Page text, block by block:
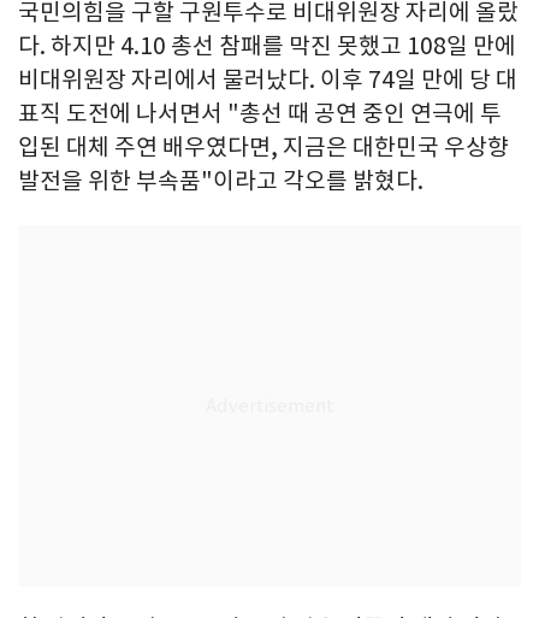
국민의힘을 구할 구원투수로 비대위원장 자리에 올랐
다. 하지만 4.10 총선 참패를 막진 못했고 108일 만에
비대위원장 자리에서 물러났다. 이후 74일 만에 당 대
표직 도전에 나서면서 "총선 때 공연 중인 연극에 투
입된 대체 주연 배우였다면, 지금은 대한민국 우상향
발전을 위한 부속품"이라고 각오를 밝혔다.